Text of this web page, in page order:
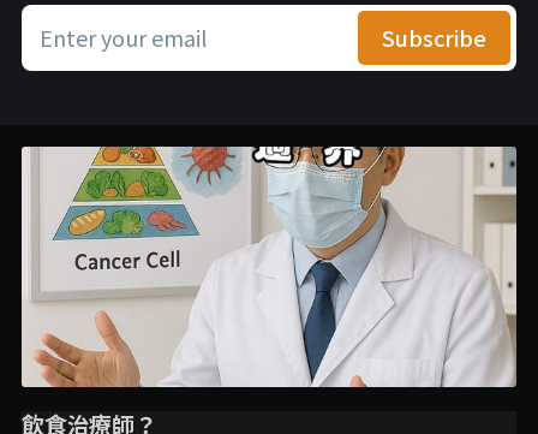
Enter your email Subscribe
飲食治療師？